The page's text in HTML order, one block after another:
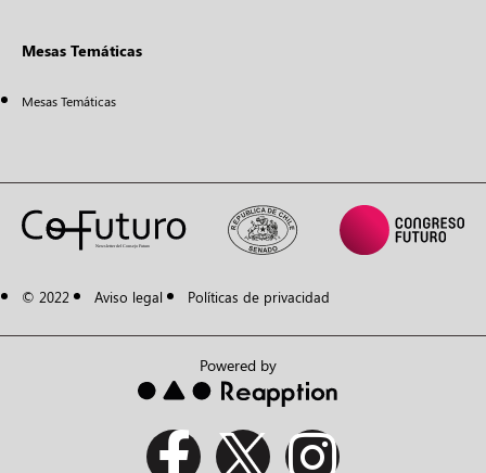
Mesas Temáticas
Mesas Temáticas
© 2022 Aviso legal Políticas de privacidad
Powered by